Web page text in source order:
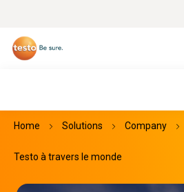
Home Solutions Company
Testo à travers le monde